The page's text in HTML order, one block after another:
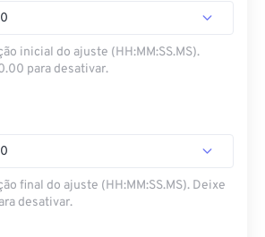
inicial do ajuste (HH:MM:SS.MS).
para desativar.
final do ajuste (HH:MM:SS.MS). Deixe
desativar.